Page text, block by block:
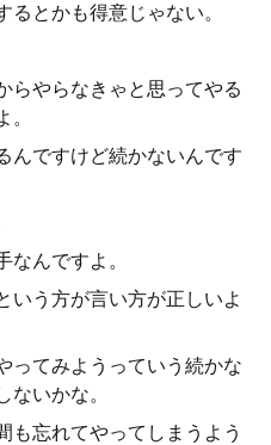
とかも得意じゃない。
らやらなきゃと思ってやる
んですけど続かないんです
んですよ。
いう方が言い方が正しいよ
ってみようっていう続かな
いかな。
も忘れてやってしまうよう